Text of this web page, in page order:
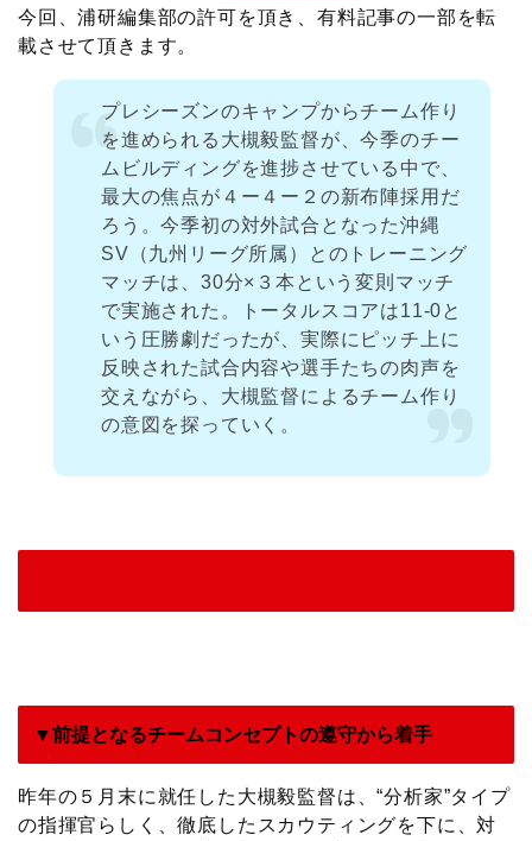
o
o
k
e
r
a o
t
e
i
n
k
今回、浦研編集部の許可を頂き、有料記事の一部を転
載させて頂きます。
プレシーズンのキャンプからチーム作り
を進められる大槻毅監督が、今季のチー
ムビルディングを進捗させている中で、
最大の焦点が４ー４ー２の新布陣採用だ
ろう。今季初の対外試合となった沖縄
SV（九州リーグ所属）とのトレーニング
マッチは、30分×３本という変則マッチ
で実施された。トータルスコアは11-0と
いう圧勝劇だったが、実際にピッチ上に
反映された試合内容や選手たちの肉声を
交えながら、大槻監督によるチーム作り
の意図を探っていく。
▼前提となるチームコンセプトの遵守から着手
昨年の５月末に就任した大槻毅監督は、“分析家”タイプ
の指揮官らしく、徹底したスカウティングを下に、対